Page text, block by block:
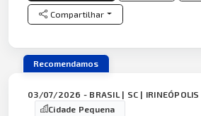
Compartilhar
Recomendamos
03/07/2026 - BRASIL | SC | IRINEÓPOLIS
Cidade Pequena